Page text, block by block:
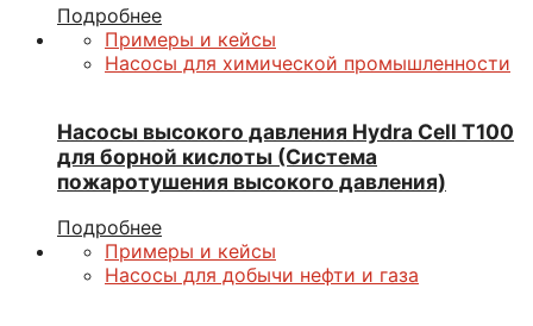
Подробнее
Примеры и кейсы
Насосы для химической промышленности
Насосы высокого давления Hydra Cell T100
для борной кислоты (Система
пожаротушения высокого давления)
Подробнее
Примеры и кейсы
Насосы для добычи нефти и газа